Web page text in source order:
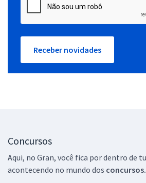
Receber novidades
Concursos
Aqui, no Gran, você fica por dentro de
acontecendo no mundo dos concursos.